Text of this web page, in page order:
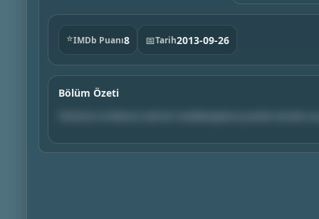
⭐IMDb Puanı8 📅Tarih2013-09-26
Bölüm Özeti